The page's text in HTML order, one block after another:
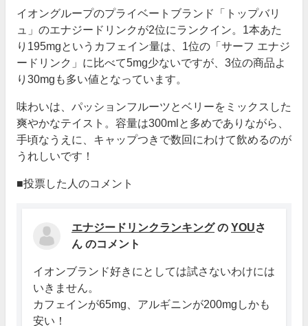
イオングループのプライベートブランド「トップバリ
ュ」のエナジードリンクが2位にランクイン。1本あた
り195mgというカフェイン量は、1位の「サーフ エナジ
ードリンク」に比べて5mg少ないですが、3位の商品よ
り30mgも多い値となっています。
味わいは、パッションフルーツとベリーをミックスした
爽やかなテイスト。容量は300mlと多めでありながら、
手頃なうえに、キャップつきで数回にわけて飲めるのが
うれしいです！
■投票した人のコメント
エナジードリンクランキングの YOUさ
ん のコメント
イオンブランド好きにとしては試さないわけには
いきません。
カフェインが65mg、アルギニンが200mgしかも
安い！